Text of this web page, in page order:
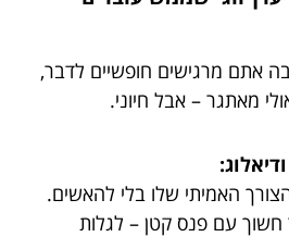
אתם מרגישים חופשיים לדבר,
מאתגר – אבל חיוני.
האמיתי שלו בלי להאשים.
חשוך עם פנס קטן – לגלות